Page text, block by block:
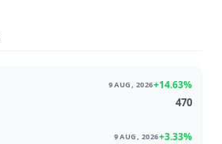
9 AUG, 2026+14.63%
470
9 AUG, 2026+3.33%